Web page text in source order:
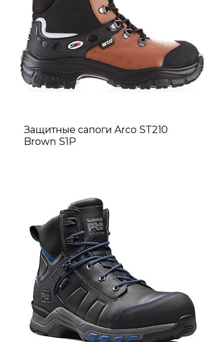
Защитные сапоги Arco ST210
Brown S1P